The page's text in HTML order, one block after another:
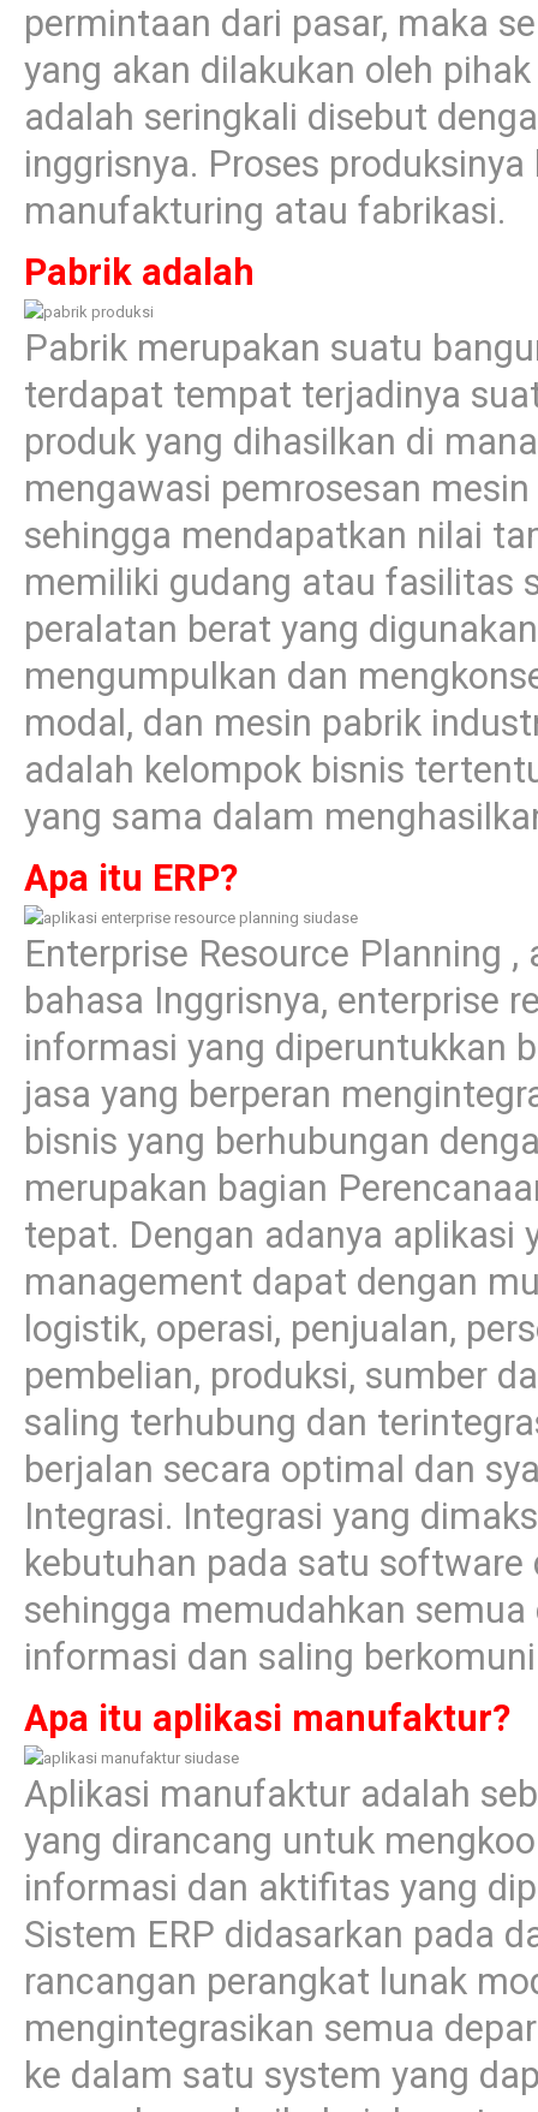
permintaan dari pasar, maka
yang akan dilakukan oleh
adalah seringkali disebut
inggrisnya. Proses
manufakturing atau fabrikasi.
Pabrik adalah
Pabrik merupakan suatu
terdapat tempat terjadinya
produk yang dihasilkan di
mengawasi pemrosesan
sehingga mendapatkan nilai
memiliki gudang atau fasilitas
peralatan berat yang
mengumpulkan dan
modal, dan mesin pabrik
adalah kelompok bisnis
yang sama dalam
Apa itu ERP?
Enterprise Resource Planning
bahasa Inggrisnya, enterprise
informasi yang diperuntukkan
jasa yang berperan
bisnis yang berhubungan
merupakan bagian
tepat. Dengan adanya aplikasi
management dapat dengan
logistik, operasi, penjualan,
pembelian, produksi, sumber
saling terhubung dan
berjalan secara optimal dan
Integrasi. Integrasi yang
kebutuhan pada satu
sehingga memudahkan
informasi dan saling
Apa itu aplikasi manufaktur?
Aplikasi manufaktur adalah
yang dirancang untuk
informasi dan aktifitas yang
Sistem ERP didasarkan pada
rancangan perangkat lunak
mengintegrasikan semua
ke dalam satu system yang